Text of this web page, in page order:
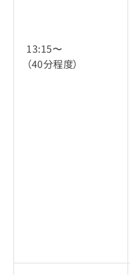
13:15〜
（40分程度）